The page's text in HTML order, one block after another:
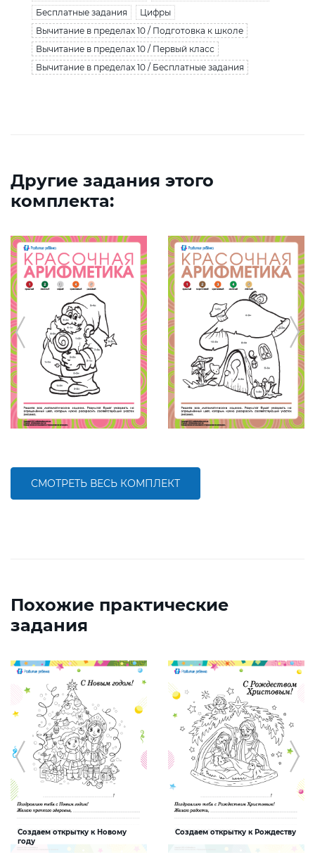
Бесплатные задания
Цифры
Вычитание в пределах 10 / Подготовка к школе
Вычитание в пределах 10 / Первый класс
Вычитание в пределах 10 / Бесплатные задания
Другие задания этого
комплекта:
СМОТРЕТЬ ВЕСЬ КОМПЛЕКТ
Похожие практические
задания
Создаем открытку к Новому
году
Создаем открытку к Рождеству